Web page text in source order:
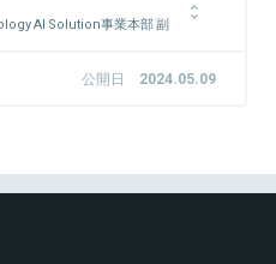
ストンコンサルティンググルー
ョン事業部のビジネスサイドの
適化に関するプロジェクトを建
AI Solution事業本部 副
おいて、中長期での投資計画/技
公開日 2024.05.09